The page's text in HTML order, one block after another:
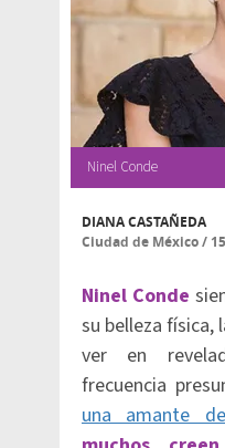
Ninel Conde
DIANA CASTAÑEDA
Ciudad de México/
Ninel Conde
su belleza física,
ver en
frecuencia
una amante